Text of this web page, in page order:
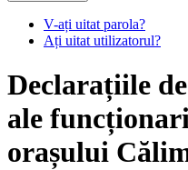
V-ați uitat parola?
Ați uitat utilizatorul?
Declarațiile
ale
orașului